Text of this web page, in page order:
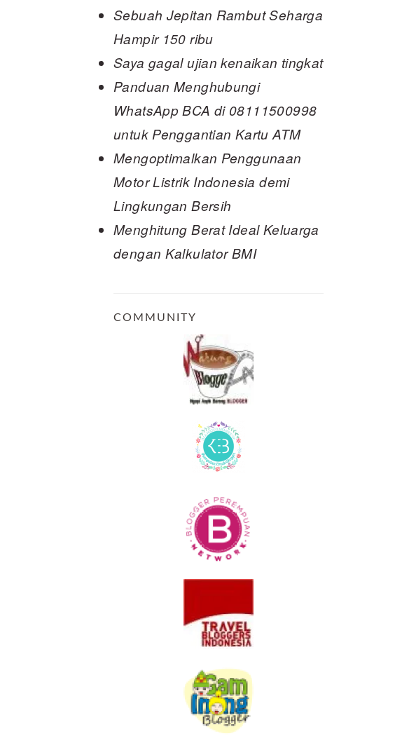
Sebuah Jepitan Rambut Seharga
Hampir 150 ribu
Saya gagal ujian kenaikan tingkat
Panduan Menghubungi
WhatsApp BCA di 08111500998
untuk Penggantian Kartu ATM
Mengoptimalkan Penggunaan
Motor Listrik Indonesia demi
Lingkungan Bersih
Menghitung Berat Ideal Keluarga
dengan Kalkulator BMI
COMMUNITY